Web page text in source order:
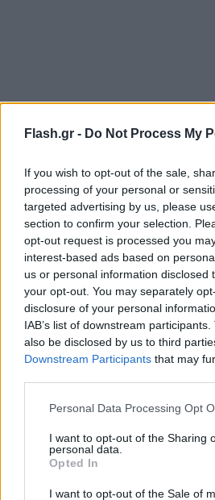
Flash.gr - Do Not Process My
If you wish to opt-out of the sale,
processing of your personal or
targeted advertising by us, please
section to confirm your selection.
opt-out request is processed you
interest-based ads based on
us or personal information disclosed
your opt-out. You may separately
disclosure of your personal
IAB’s list of downstream
also be disclosed by us to third
Downstream Participants that may
Please note that this website/app
not limited to your visit or usage
grant or deny consent to Google and
use your data for below specified
consent section.
Personal Data Processing Opt
I want to opt-out of the Sharing
personal data.
Opted In
I want to opt-out of the Sale of